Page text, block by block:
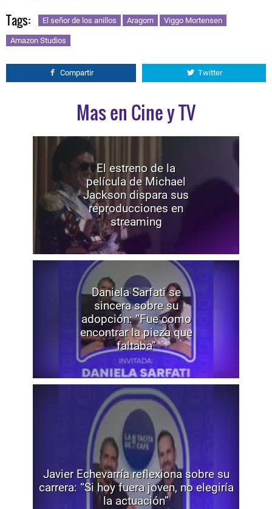
Tags: El señor de los anillos Aragorn Viggo Mortensen
Amazon Studios
Compartir Twitter
Mas en Cine y TV
El estreno de la
película de Michael
Jackson dispara sus
reproducciones en
streaming
Daniela Sarfati se
sincera sobre su
adopción: “Fue como
encontrar la pieza que
faltaba”
Javier Echevarría reflexiona sobre su
carrera: “Si hoy fuera joven, no elegiría
la actuación”